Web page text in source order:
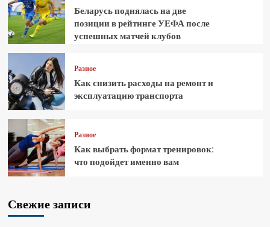
Беларусь поднялась на две
позиции в рейтинге УЕФА после
успешных матчей клубов
Разное
Как снизить расходы на ремонт и
эксплуатацию транспорта
Разное
Как выбрать формат тренировок:
что подойдет именно вам
Свежие записи